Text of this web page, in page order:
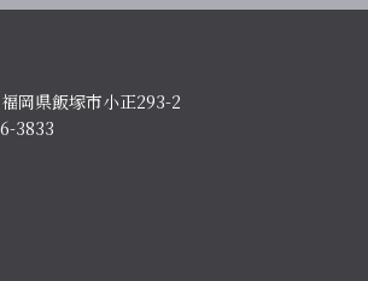
岡県飯塚市小正293-2
3833